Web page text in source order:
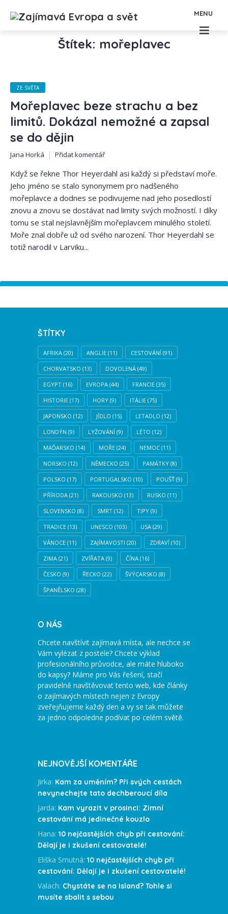
MENU
Štítek: mořeplavec
ZE SVĚTA
Mořeplavec beze strachu a bez
limitů. Dokázal nemožné a zapsal
se do dějin
Jana Horká Přidat komentář
Když se řekne Thor Heyerdahl asi každý si představí moře.
Jeho jméno se stalo synonymem pro nadšeného
mořeplavce a dodnes se podivujeme nad jeho posedlostí
znovu a znovu se dostávat nad limity svých možností. I díky
tomu se stal nejslavnějším mořeplavcem minulého století.
Moře znal dobře už od svého narození. Thor Heyerdahl se
totiž narodil v Larviku...
ŠTÍTKY
AFRIKA (20) ANGLIE (11) CESTOVÁNÍ (91)
CHORVATSKO (13) DOVOLENÁ (49)
EGYPT (16) EVROPA (44) FRANCIE (35)
HISTORIE (17) HORY (9) ITÁLIE (75)
JAPONSKO (12) JÍDLO (15) LETADLO (12)
LONDÝN (9) LYŽOVÁNÍ (9) LÉTO (12)
MAĎARSKO (14) MOŘE (24) NEMOC (11)
NORSKO (12) NĚMECKO (25) PAMÁTKY (8)
POLSKO (17) PORTUGALSKO (10) POUŠŤ (9)
PŘÍRODA (21) RAKOUSKO (13) RUSKO (11)
SLOVENSKO (8) SMRT (12) TIPY (9)
TRADICE (13) UNESCO (103) USA (29)
VÁNOCE (11) ZAJÍMAVOSTI (20) ZDRAVÍ (10)
ZIMA (21) ZVÍŘATA (9) ČÍNA (16)
ČESKO (9) ŘECKO (22) ŠVÝCARSKO (8)
ŠPANĚLSKO (28)
O NÁS
Chcete navštívit zajímavá místa, ale nechce se
Vám vylézat z postele? Chcete výklad
profesionálního průvodce, ale máte hluboko
do kapsy? Máme pro Vás řešení, stačí
pravidelně navštěvovat tento web, kde články
o zajímavých místech nejen z Evropy
zveřejňujeme každý den a vy se tak můžete
za jedno odpoledne podívat po celém světě.
NEJNOVĚJŠÍ KOMENTÁŘE
Jirka: Kam za uměním? Při svých cestách
nevynechejte tato dechberoucí díla
Jarda: Kam vyrazit v prosinci: Zimní
cestování má jedinečné kouzlo
Hana: 10 nejčastějších chyb při cestování:
Dělají je i zkušení cestovatelé!
Eliška Smutná: 10 nejčastějších chyb při
cestování: Dělají je i zkušení cestovatelé!
Valach: Chystáte se na Island? Tohle si
musíte sbalit s sebou